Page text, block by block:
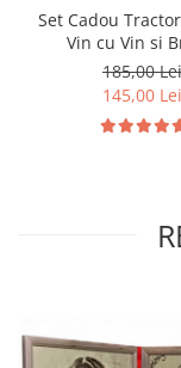
Set Cadou
Vin cu Vin si
185,00 Lei
145,00 Lei